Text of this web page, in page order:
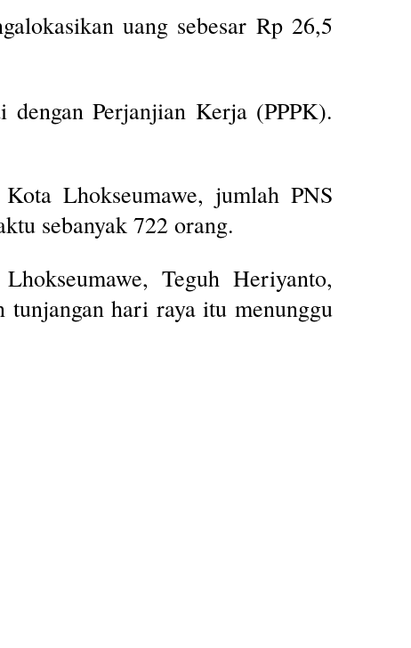
uang sebesar Rp 26,5
Perjanjian Kerja (PPPK).
Lhokseumawe, jumlah PNS
sebanyak 722 orang.
Teguh Heriyanto,
tunjangan hari raya itu menunggu